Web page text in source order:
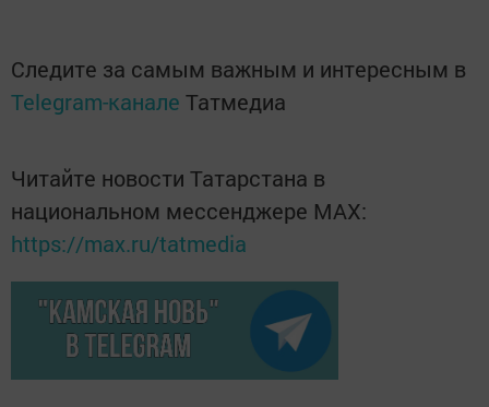
Следите за самым важным и интересным в
Telegram-канале Татмедиа
Читайте новости Татарстана в
национальном мессенджере MАХ:
https://max.ru/tatmedia